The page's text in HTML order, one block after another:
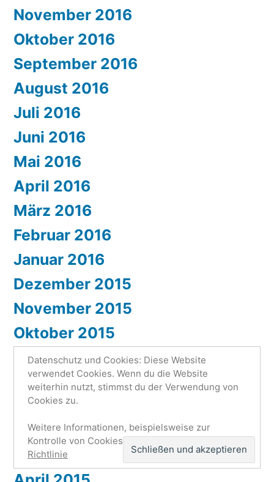
November 2016
Oktober 2016
September 2016
August 2016
Juli 2016
Juni 2016
Mai 2016
April 2016
März 2016
Februar 2016
Januar 2016
Dezember 2015
November 2015
Oktober 2015
September 2015
August 2015
Juli 2015
Juni 2015
Mai 2015
Datenschutz und Cookies: Diese Website
verwendet Cookies. Wenn du die Website
weiterhin nutzt, stimmst du der Verwendung von
Cookies zu.
Weitere Informationen, beispielsweise zur
Kontrolle von Cookies, findest du hier:
Richtlinie